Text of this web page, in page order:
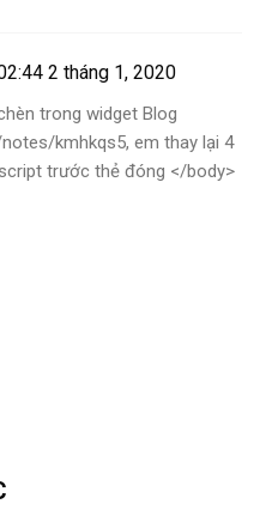
2 tháng 1, 2020
trong widget Blog
kmhkqs5, em thay lại 4
trước thẻ đóng </body>